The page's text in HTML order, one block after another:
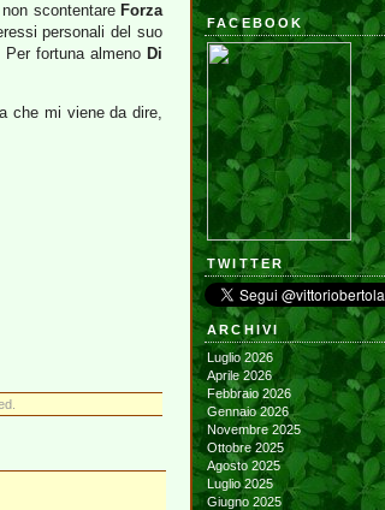
scontentare Forza
personali del suo
fortuna almeno Di
che mi viene da dire,
FACEBOOK
TWITTER
ARCHIVI
Luglio 2026
Aprile 2026
Febbraio 2026
Gennaio 2026
Novembre 2025
Ottobre 2025
Agosto 2025
Luglio 2025
Giugno 2025